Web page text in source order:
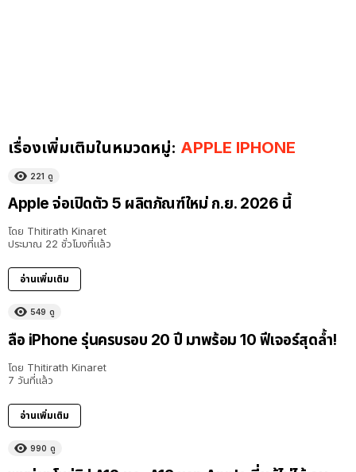
เรื่องเพิ่มเติมในหมวดหมู่: APPLE IPHONE
221 ดู
Apple จ่อเปิดตัว 5 ผลิตภัณฑ์ใหม่ ก.ย. 2026 นี้
โดย Thitirath Kinaret
ประมาณ 22 ชั่วโมงที่แล้ว
อ่านเพิ่มเติม
549 ดู
ลือ iPhone รุ่นครบรอบ 20 ปี มาพร้อม 10 ฟีเจอร์สุดล้ำ!
โดย Thitirath Kinaret
7 วันที่แล้ว
อ่านเพิ่มเติม
990 ดู